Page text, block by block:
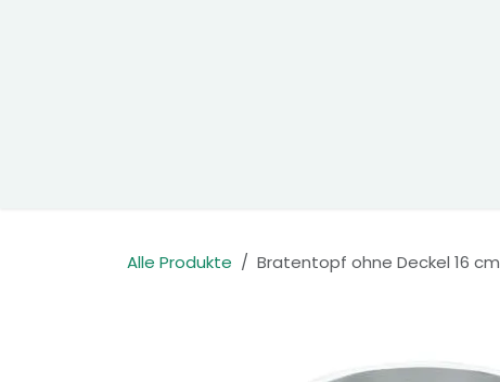
Alle Produkte Bratentopf ohne Deckel 16 cm